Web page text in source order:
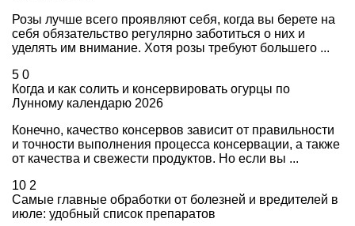
Розы лучше всего проявляют себя, когда вы берете на
себя обязательство регулярно заботиться о них и
уделять им внимание. Хотя розы требуют большего ...
5 0
Когда и как солить и консервировать огурцы по
Лунному календарю 2026
Конечно, качество консервов зависит от правильности
и точности выполнения процесса консервации, а также
от качества и свежести продуктов. Но если вы ...
10 2
Самые главные обработки от болезней и вредителей в
июле: удобный список препаратов